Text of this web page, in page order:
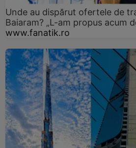
Unde au dispărut ofertele de
Baiaram? „L-am propus acum
www.fanatik.ro